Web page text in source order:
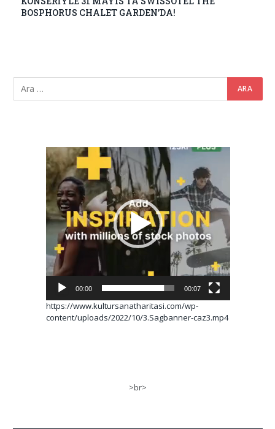
BOSPHORUS CHALET GARDEN’DA!
Video
oynatıcı
00:00 00:07
https://www.kultursanatharitasi.com/wp-
content/uploads/2022/10/3.Sagbanner-caz3.mp4
>br>